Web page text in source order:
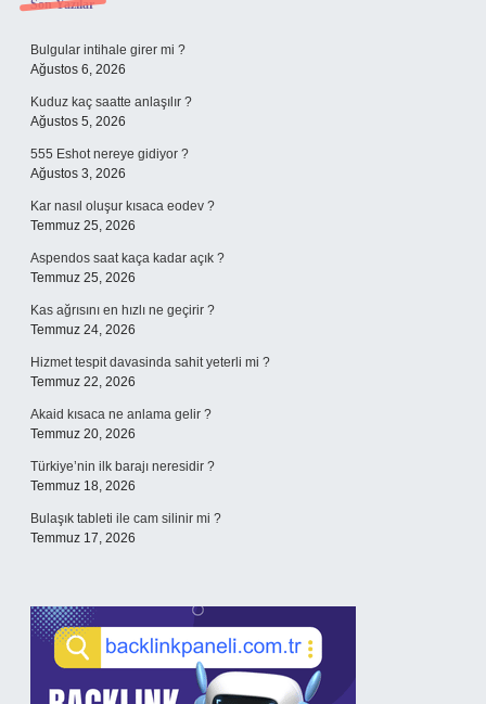
Sidebar
Son Yazılar
Bulgular intihale girer mi ?
Ağustos 6, 2026
Kuduz kaç saatte anlaşılır ?
Ağustos 5, 2026
555 Eshot nereye gidiyor ?
Ağustos 3, 2026
Kar nasıl oluşur kısaca eodev ?
Temmuz 25, 2026
Aspendos saat kaça kadar açık ?
Temmuz 25, 2026
Kas ağrısını en hızlı ne geçirir ?
Temmuz 24, 2026
Hizmet tespit davasinda sahit yeterli mi ?
Temmuz 22, 2026
Akaid kısaca ne anlama gelir ?
Temmuz 20, 2026
Türkiye’nin ilk barajı neresidir ?
Temmuz 18, 2026
Bulaşık tableti ile cam silinir mi ?
Temmuz 17, 2026